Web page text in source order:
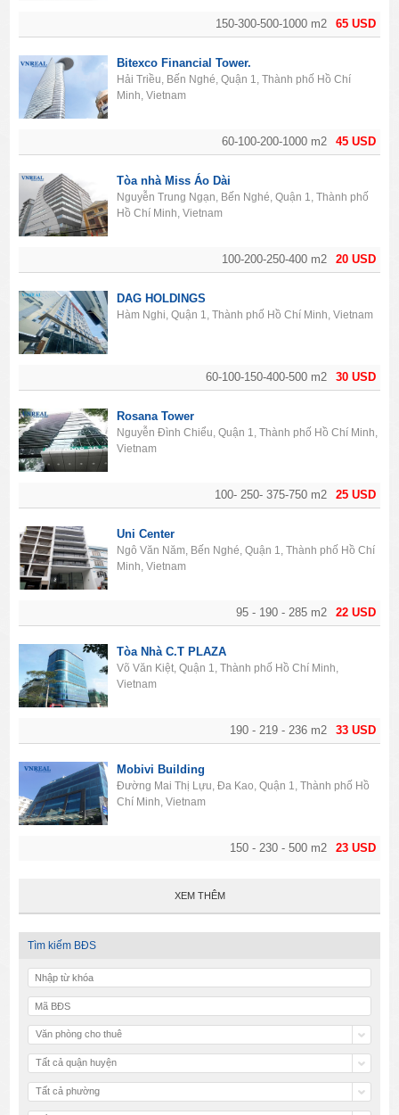
65 USD
150-300-500-1000 m2
45 USD
60-100-200-1000 m2
Bitexco Financial Tower.
Hải Triều, Bến Nghé, Quận 1, Thành phố Hồ Chí
Minh, Vietnam
20 USD
100-200-250-400 m2
Tòa nhà Miss Áo Dài
Nguyễn Trung Ngạn, Bến Nghé, Quận 1, Thành phố
Hồ Chí Minh, Vietnam
30 USD
60-100-150-400-500 m2
DAG HOLDINGS
Hàm Nghi, Quận 1, Thành phố Hồ Chí Minh, Vietnam
25 USD
100- 250- 375-750 m2
Rosana Tower
Nguyễn Đình Chiểu, Quận 1, Thành phố Hồ Chí Minh,
Vietnam
22 USD
95 - 190 - 285 m2
Uni Center
Ngô Văn Năm, Bến Nghé, Quận 1, Thành phố Hồ Chí
Minh, Vietnam
33 USD
190 - 219 - 236 m2
Tòa Nhà C.T PLAZA
Võ Văn Kiệt, Quận 1, Thành phố Hồ Chí Minh,
Vietnam
23 USD
150 - 230 - 500 m2
Mobivi Building
Đường Mai Thị Lựu, Đa Kao, Quận 1, Thành phố Hồ
Chí Minh, Vietnam
XEM THÊM
Tìm kiếm BĐS
Văn phòng cho thuê
Tất cả quận huyện
Tất cả phường